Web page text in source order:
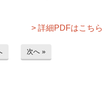
> 詳細PDFはこちら
次へ »
イバシーポリシー